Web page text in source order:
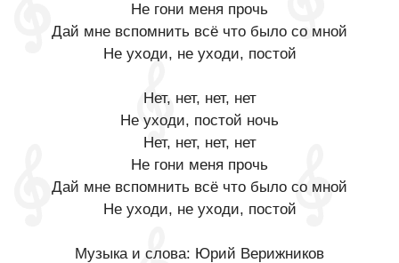
Не гони меня прочь
Дай мне вспомнить всё что было со мной
Не уходи, не уходи, постой
Нет, нет, нет, нет
Не уходи, постой ночь
Нет, нет, нет, нет
Не гони меня прочь
Дай мне вспомнить всё что было со мной
Не уходи, не уходи, постой
Музыка и слова: Юрий Верижников